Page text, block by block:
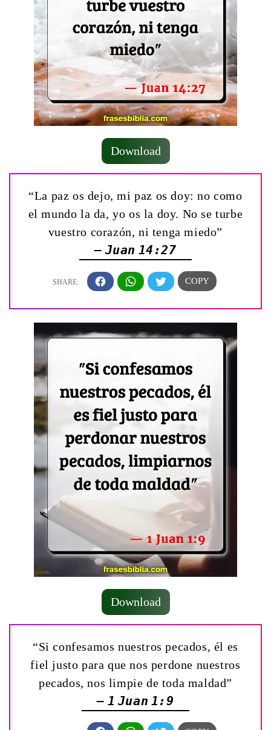
Download
“La paz os dejo, mi paz os doy: no como
el mundo la da, yo os la doy. No se turbe
vuestro corazón, ni tenga miedo”
— Juan 14:27
Download
“Si confesamos nuestros pecados, él es
fiel justo para que nos perdone nuestros
pecados, nos limpie de toda maldad”
— 1 Juan 1:9